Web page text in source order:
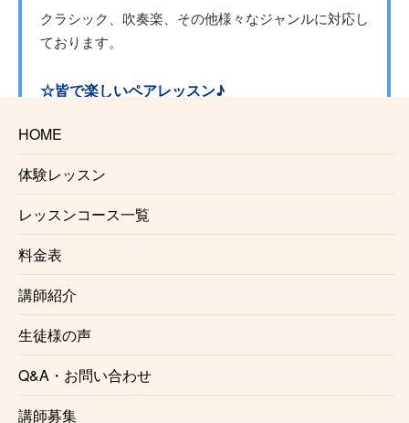
HOME
体験レッスン
レッスンコース一覧
料金表
講師紹介
生徒様の声
Q&A・お問い合わせ
講師募集
クラシック、吹奏楽、その他様々なジャンルに対応し
ております。
☆皆で楽しいペアレッスン♪
す。
友達と一緒に、ご夫婦で、親子で。
１回当たりのレッスン料金もお安くなります。
みんなで一緒に楽しく上達しませんか？
☆レッスン場所の相談可
座間市サックス教室の講師は指定の音楽スタジオ以外
にも様々な場所でレッスンを行なっております。通っ
てみたいけど場所がな、、という方は是非一度ご相談
下さい。講師との都合が合えばご希望の場所でレッス
ンする事が可能でございます。また
希望の方もご相談ください。